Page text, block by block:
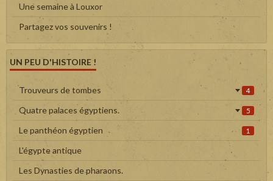
Une semaine à Louxor
Partagez vos souvenirs !
UN PEU D'HISTOIRE !
Trouveurs de tombes 4
Quatre palaces égyptiens. 5
Le panthéon égyptien 1
L'égypte antique
Les Dynasties de pharaons.